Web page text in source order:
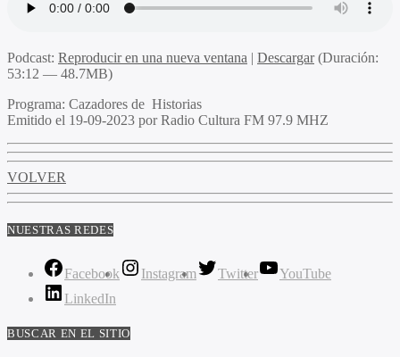
Podcast: Reproducir en una nueva ventana | Descargar(Duración:
53:12 — 48.7MB)
Programa: Cazadores de Historias
Emitido el 19-09-2023 por Radio Cultura FM 97.9 MHZ
VOLVER
NUESTRAS REDES
Facebook Instagram Twitter
YouTube
LinkedIn
BUSCAR EN EL SITIO